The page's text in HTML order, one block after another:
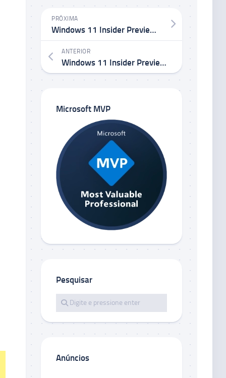
PRÓXIMA
Windows 11 Insider Preview Build 23612 no Canal Dev
ANTERIOR
Windows 11 Insider Preview Build 22635.2915 KB5033456 no Canal Beta
Microsoft MVP
Pesquisar
Anúncios